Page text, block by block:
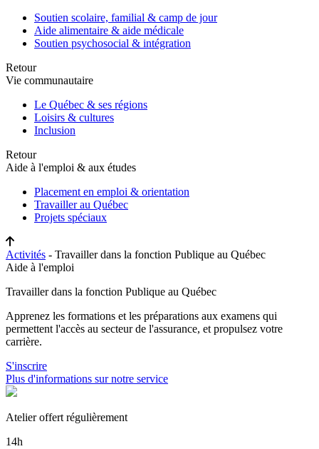
Soutien scolaire, familial & camp de jour
Aide alimentaire & aide médicale
Soutien psychosocial & intégration
Retour
Vie communautaire
Le Québec & ses régions
Loisirs & cultures
Inclusion
Retour
Aide à l'emploi & aux études
Placement en emploi & orientation
Travailler au Québec
Projets spéciaux
Activités - Travailler dans la fonction Publique au Québec
Aide à l'emploi
Travailler dans la fonction Publique au Québec
Apprenez les formations et les préparations aux examens qui
permettent l'accès au secteur de l'assurance, et propulsez votre
carrière.
S'inscrire
Plus d'informations sur notre service
Atelier offert régulièrement
14h